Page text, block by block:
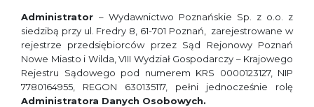
Administrator – Wydawnictwo Poznańskie Sp. z o.o. z
siedzibą przy ul. Fredry 8, 61-701 Poznań, zarejestrowane w
rejestrze przedsiębiorców przez Sąd Rejonowy Poznań
Nowe Miasto i Wilda, VIII Wydział Gospodarczy – Krajowego
Rejestru Sądowego pod numerem KRS 0000123127, NIP
7780164955, REGON 630135117, pełni jednocześnie rolę
Administratora Danych Osobowych.